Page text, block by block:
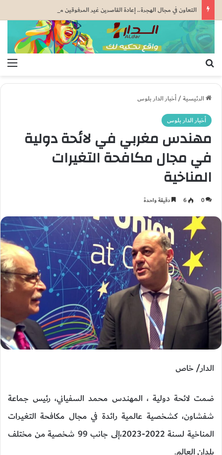
الرئيسية/أخبار الدار بلوس
أخبار الدار بلوس
مهندس مغربي في لائحة دولية
في مجال مكافحة التغيرات
المناخية
0
6 دقيقة واحدة
الدار/ خاص
ضمت لائحة دولية ، المهندس محمد السفياني، رئيس جماعة
شفشاون، كشخصية عالمية رائدة في مجال مكافحة التغيرات
المناخية لسنة 2022-2023،إلى جانب 99 شخصية من مختلف
بلدان العالم.